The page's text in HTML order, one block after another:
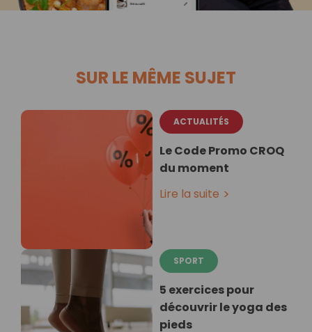
SUR LE MÊME SUJET
ACTUALITÉS
Le Code Promo CROQ
du moment
Lire la suite
SPORT
5 exercices pour
découvrir le yoga des
pieds